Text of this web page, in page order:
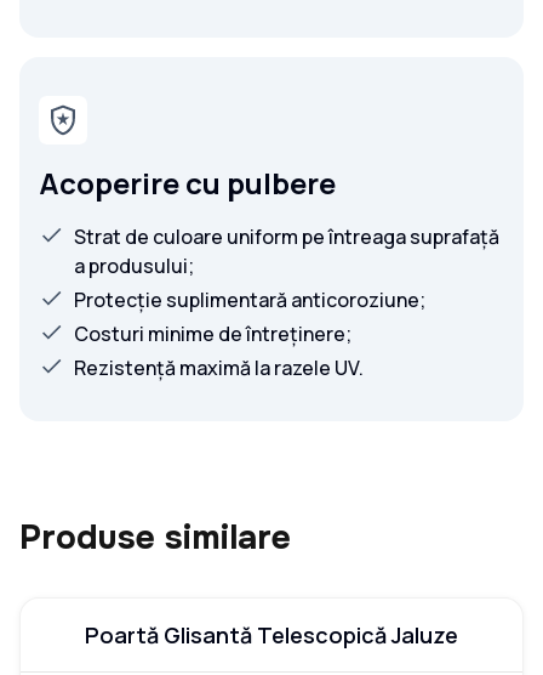
Acoperire cu pulbere
Strat de culoare uniform pe întreaga suprafață
a produsului;
Protecție suplimentară anticoroziune;
Costuri minime de întreținere;
Rezistență maximă la razele UV.
Produse similare
Poartă Glisantă Telescopică Jaluze